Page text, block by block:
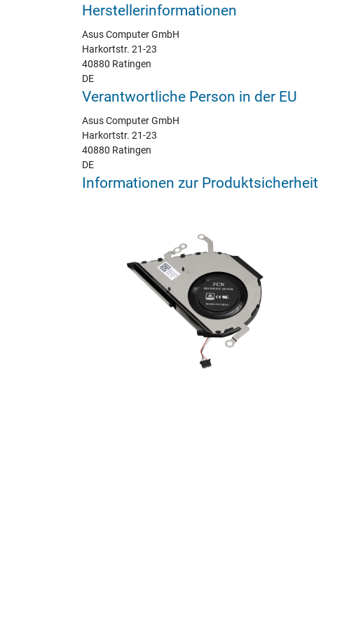
Herstellerinformationen
Asus Computer GmbH
Harkortstr. 21-23
40880 Ratingen
DE
Verantwortliche Person in der EU
Asus Computer GmbH
Harkortstr. 21-23
40880 Ratingen
DE
Informationen zur Produktsicherheit